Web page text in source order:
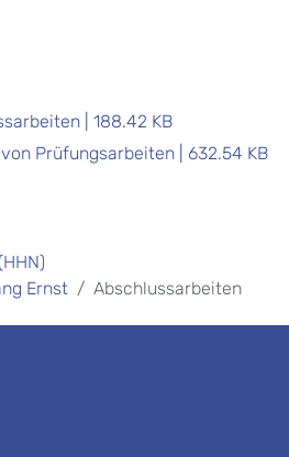
| 188.42 KB
Prüfungsarbeiten | 632.54 KB
Ernst
Abschlussarbeiten